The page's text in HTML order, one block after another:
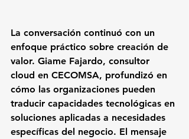
La conversación continuó con un
enfoque práctico sobre creación de
valor. Giame Fajardo, consultor
cloud en CECOMSA, profundizó en
cómo las organizaciones pueden
traducir capacidades tecnológicas en
soluciones aplicadas a necesidades
específicas del negocio. El mensaje